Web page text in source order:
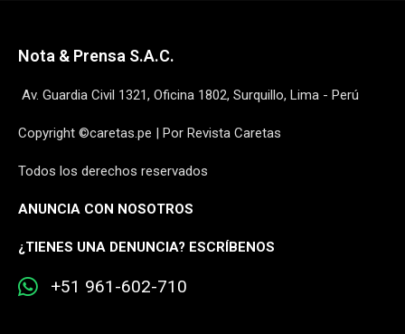
Nota & Prensa S.A.C.
Av. Guardia Civil 1321, Oficina 1802, Surquillo, Lima - Perú
Copyright ©caretas.pe | Por Revista Caretas
Todos los derechos reservados
ANUNCIA CON NOSOTROS
¿TIENES UNA DENUNCIA? ESCRÍBENOS
+51 961-602-710